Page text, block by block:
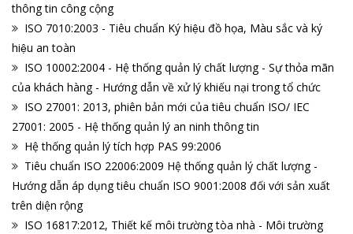
thông tin công cộng
ISO 7010:2003 - Tiêu chuẩn Ký hiệu đồ họa, Màu sắc và ký
hiệu an toàn
ISO 10002:2004 - Hệ thống quản lý chất lượng - Sự thỏa mãn
của khách hàng - Hướng dẫn về xử lý khiếu nại trong tổ chức
ISO 27001: 2013, phiên bản mới của tiêu chuẩn ISO/ IEC
27001: 2005 - Hệ thống quản lý an ninh thông tin
Hệ thống quản lý tích hợp PAS 99:2006
Tiêu chuẩn ISO 22006:2009 Hệ thống quản lý chất lượng -
Hướng dẫn áp dụng tiêu chuẩn ISO 9001:2008 đối với sản xuất
trên diện rộng
ISO 16817:2012, Thiết kế môi trường tòa nhà - Môi trường